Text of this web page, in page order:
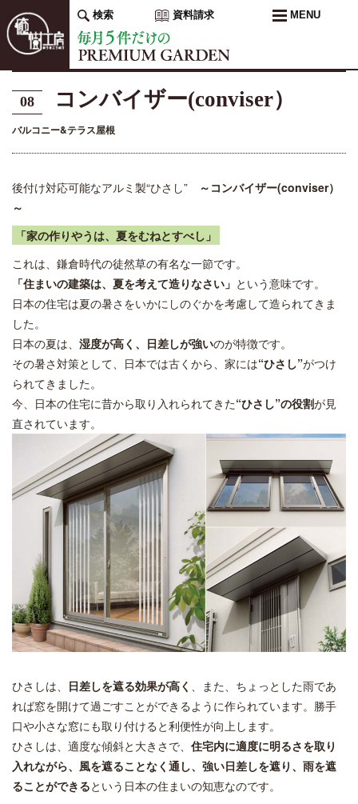
検索 資料請求 MENU
08 コンバイザー(conviser）
バルコニー&テラス屋根
後付け対応可能なアルミ製“ひさし”
～コンバイザー(conviser）
～
「家の作りやうは、夏をむねとすべし」
これは、鎌倉時代の徒然草の有名な一節です。
「住まいの建築は、夏を考えて造りなさい」 という意味です。
日本の住宅は夏の暑さをいかにしのぐかを考慮して造られてきま
した。
日本の夏は、 湿度が高く、日差しが強いのが特徴です。
その暑さ対策として、日本では古くから、家には“ひさし”がつけ
られてきました。
今、日本の住宅に昔から取り入れられてきた“ひさし”の役割が見
直されています。
ひさしは、 日差しを遮る効果が高く
、また、ちょっとした雨であ
れば窓を開けて過ごすことができるように作られています。勝手
口や小さな窓にも取り付けると利便性が向上します。
ひさしは、適度な傾斜と大きさで、 住宅内に適度に明るさを取り
入れながら、風を遮ることなく通し、強い日差しを遮り、雨を遮
ることができるという日本の住まいの知恵なのです。